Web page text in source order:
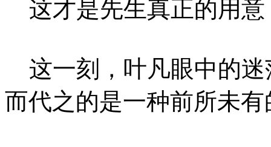
这才是先生真正的用意
这一刻，叶凡眼中的迷
而代之的是一种前所未